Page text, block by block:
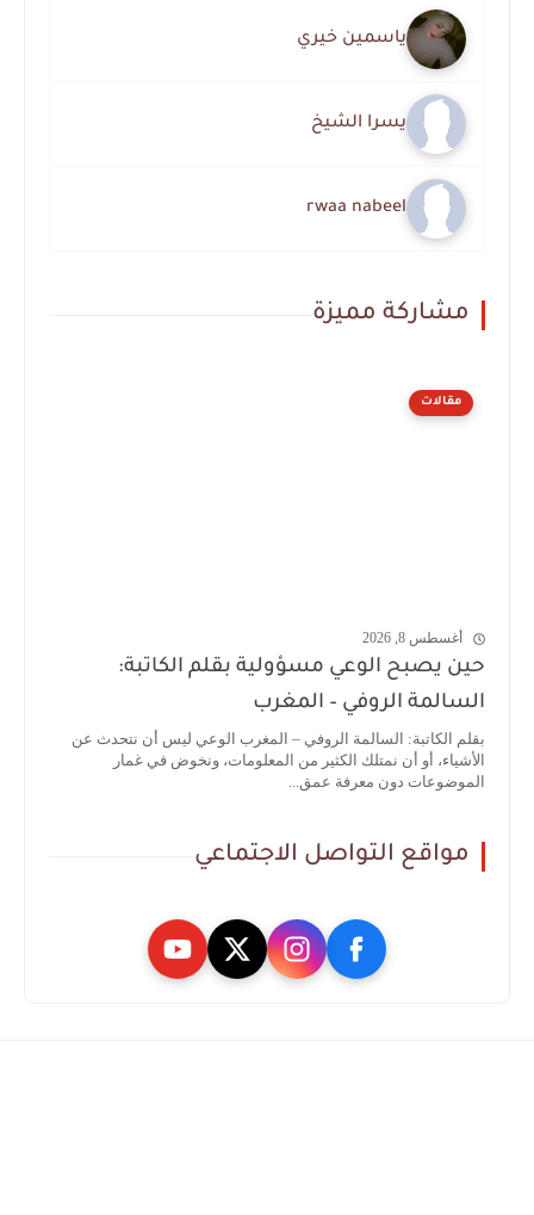
ياسمين خيري
يسرا الشيخ
rwaa nabeel
مشاركة مميزة
مقالات
أغسطس 8, 2026
حين يصبح الوعي مسؤولية بقلم الكاتبة:
السالمة الروفي – المغرب
بقلم الكاتبة: السالمة الروفي – المغرب الوعي ليس أن نتحدث عن
الأشياء، أو أن نمتلك الكثير من المعلومات، ونخوض في غمار
الموضوعات دون معرفة عمق...
مواقع التواصل الاجتماعي